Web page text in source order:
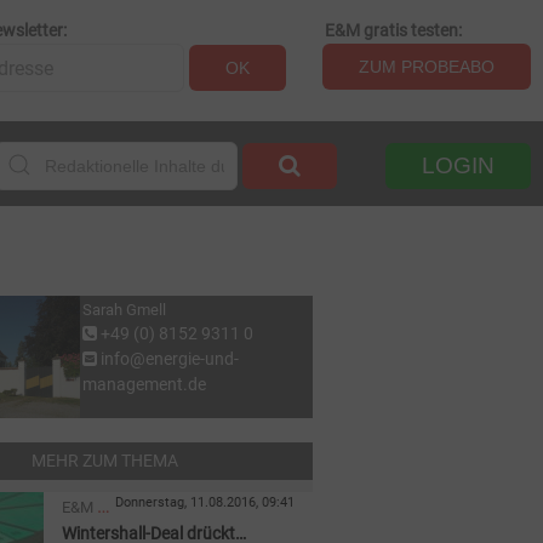
OK
E&M gratis testen:
ZUM PROBEABO
LOGIN
Sarah Gmell
+49 (0) 8152 9311 0
info@energie-und-
management.de
MEHR ZUM THEMA
E&M Donnerstag, 11.08.2016, 09:41
Wintershall-Deal drückt